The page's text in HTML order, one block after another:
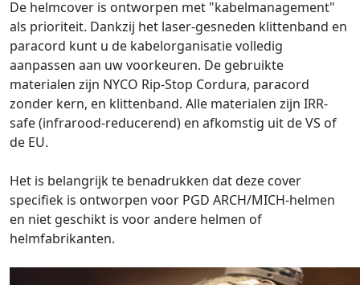
De helmcover is ontworpen met "kabelmanagement"
als prioriteit. Dankzij het laser-gesneden klittenband en
paracord kunt u de kabelorganisatie volledig
aanpassen aan uw voorkeuren. De gebruikte
materialen zijn NYCO Rip-Stop Cordura, paracord
zonder kern, en klittenband. Alle materialen zijn IRR-
safe (infrarood-reducerend) en afkomstig uit de VS of
de EU.
Het is belangrijk te benadrukken dat deze cover
specifiek is ontworpen voor PGD ARCH/MICH-helmen
en niet geschikt is voor andere helmen of
helmfabrikanten.